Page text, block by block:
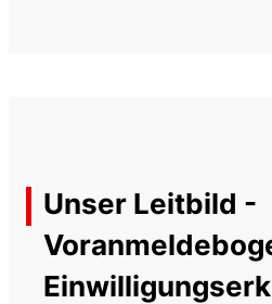
Unser Leitbild -